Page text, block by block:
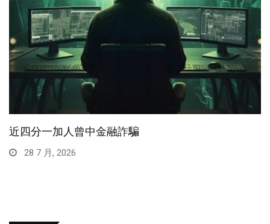
近四分一加人曾中金融詐騙
28 7 月, 2026